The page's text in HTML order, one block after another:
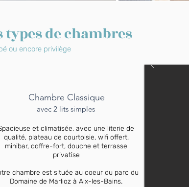
de chambres
ou encore privilège
Chambre Classique
avec 2 lits simples
et climatisée, avec une literie de
qualité, plateau de courtoisie, wifi offert,
minibar, coffre-fort, douche et terrasse
privatise
chambre est située au coeur du parc du
Domaine de Marlioz à Aix-les-Bains.